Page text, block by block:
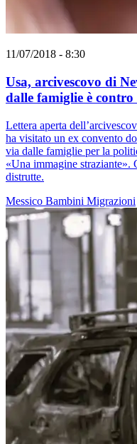
11/07/2018 - 8:30
Usa, arcivescovo di
dalle famiglie è
Lettera aperta
ha visitato un ex convento
via dalle famiglie per la
«Una immagine straziante».
distrutte.
Messico Bambini Migrazioni